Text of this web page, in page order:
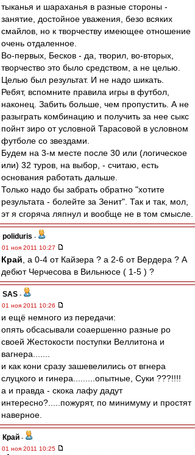
тыканья и шараханья в разные стороны -
занятие, достойное уважения, безо всяких
смайлов, но к творчеству имеющее отношение
очень отдаленное.
Во-первых, Бесков - да, творил, во-вторых,
творчество это было средством, а не целью.
Целью был результат. И не надо шикать.
Ребят, вспомните правила игры в футбол,
наконец. Забить больше, чем пропустить. А не
разыграть комбинацию и получить за нее сыкс
пойнт зиро от условной Тарасовой в условном
футболе со звездами.
Будем на 3-м месте после 30 или (логическое
или) 32 туров, на выбор, - считаю, есть
основания работать дальше.
Только надо бы забрать обратно "хотите
результата - болейте за Зенит". Так и так, мол,
эт я сгоряча ляпнул и вообще не в том смысле.
poliduris -
01 ноя 2011 10:27
Край , а 0-4 от Кайзера ? а 2-6 от Вердера ? А
дебют Черчесова в Вильнюсе ( 1-5 ) ?
SAS -
01 ноя 2011 10:26
и ещё немного из передачи:
опять обсасывали соаершенно разные ро
своей Жестокости поступки Веллитона и
вагнера.......
и как кони сразу зашевелились от вгнера
слуцкого и гинера.........опытные, Суки ???!!!!
а и правда - скока лафу дадут
интересно?.....пожурят, по минимуму и простят
наверное.
Край -
01 ноя 2011 10:25